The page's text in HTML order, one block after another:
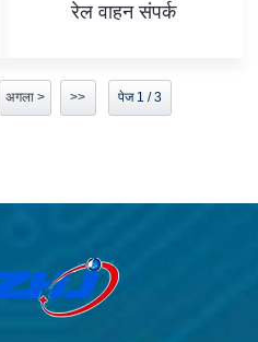
रेल वाहन संपर्क
अगला > >> पेज 1 / 3